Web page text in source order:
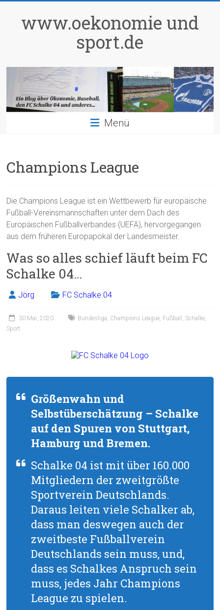
springenwww.oekonomie und
sport.de
Menü
Champions League
Die Champions League ist ein Wettbewerb für europäische
Fußball-Vereinsmannschaften unter dem Dach des
Europäischen Fußballverbandes (UEFA), hervorgegangen
aus dem früheren Europapokal der Landesmeister.
Was so alles schief läuft beim FC
Schalke 04…
Jörg FC Schalke 04
30 Mai, 2020 Bundesliga, Champions League, Fußball , Schalke,
Sport
Größenwahn und
Selbstüberschätzung – Schalke
auf den Spuren von Stuttgart,
Hamburg und Bremen.
Schalke 04 ist mit über 160.000
Mitgliedern der zweitgrößte
Sportverein Deutschlands.
Daraus leiten viele Schalker ab,
dass man deswegen auch der
zweitbeste Fußballverein
Deutschlands sein muss, und,
dass es Schalkes Anspruch sein
muss, jedes Jahr Champions
League zu spielen.